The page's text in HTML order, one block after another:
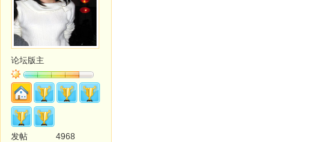
论坛版主
发帖
4968